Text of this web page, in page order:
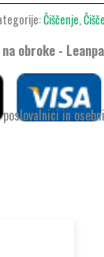
Čiščenje,
obroke -
in